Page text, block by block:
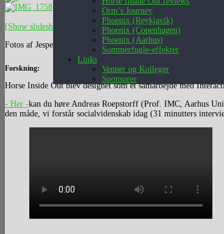
Orm’s Journey
Phoenix (Reykjavík)
Phoenix (Copenhagen)
Phoenix (Aarhus)
Sommerfugle-effekter
Links
Venner og Kolleger
Sponsorer
[Show slideshow]
Fotos af Jesper Lyng Michelsen
Forskning:
Horse Inside Out blev designet som et samarbejde med
- Her -kan du høre Andreas Roepstorff (Prof. IMC, Aarhus
den måde, vi forstår socialvidenskab idag (31 minutters